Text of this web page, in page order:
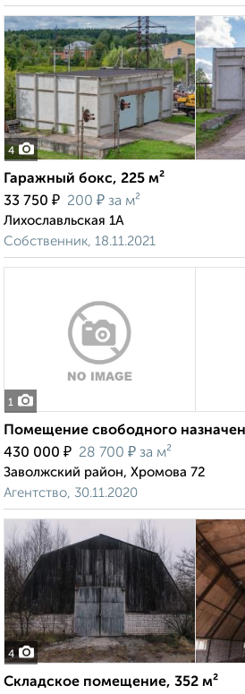
4
Гаражный бокс, 225 м²
33 750 ₽ 200 ₽ за м²
Лихославльская 1А
Собственник, 18.11.2021
1
Помещение свободного
430 000 ₽ 28 700 ₽ за м²
Заволжский район, Хромова 72
Агентство, 30.11.2020
4
Складское помещение, 352 м²